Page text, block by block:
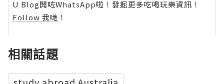
U Blog開咗WhatsApp啦！發掘更多吃喝玩樂資訊！
Follow 我哋 ！
相關話題